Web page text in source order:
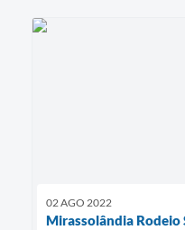
02 AGO 2022
Mirassolândia Rodeio